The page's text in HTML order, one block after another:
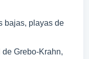
bajas, playas de
Grebo-Krahn,